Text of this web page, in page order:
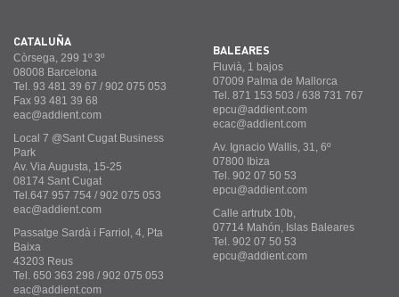
CATALUÑA
Còrsega, 299 1º 3º
08008 Barcelona
Tel. 93 481 39 67 / 902 075 053
Fax 93 481 39 68
eac@addient.com
Local 7 @Sant Cugat Business
Park
Av. Via Augusta, 15-25
08174 Sant Cugat
Tel.647 957 754 / 902 075 053
eac@addient.com
Passatge Sardà i Farriol, 4, Pta
Baixa
43203 Reus
Tel. 650 363 298 / 902 075 053
eac@addient.com
BALEARES
Fluvià, 1 bajos
07009 Palma de Mallorca
Tel. 871 153 503 / 638 731 767
epcu@addient.com
ecac@addient.com
Av. Ignacio Wallis, 31, 6º
07800 Ibiza
Tel. 902 07 50 53
epcu@addient.com
Calle artrutx 10b,
07714 Mahón, Islas Baleares
Tel. 902 07 50 53
epcu@addient.com